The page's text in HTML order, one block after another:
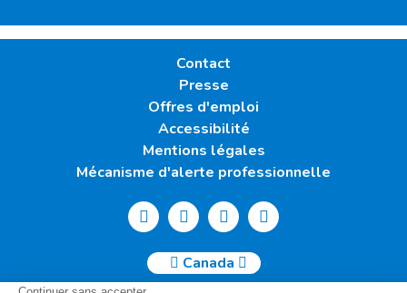
Contact
Presse
Offres d'emploi
Accessibilité
Mentions légales
Mécanisme d'alerte professionnelle
Canada